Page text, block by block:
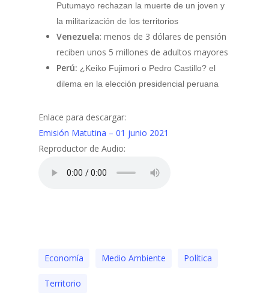
Putumayo rechazan la muerte de un joven y
la militarización de los territorios
Venezuela: menos de 3 dólares de pensión
reciben unos 5 millones de adultos mayores
Perú: ¿Keiko Fujimori o Pedro Castillo? el
dilema en la elección presidencial peruana
Enlace para descargar:
Emisión Matutina – 01 junio 2021
Reproductor de Audio:
Economía Medio Ambiente Polí­tica
Territorio